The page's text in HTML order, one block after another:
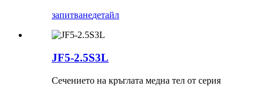
запитванедетайл
JF5-2.5S3L
Сечението на кръглата медна тел от серия